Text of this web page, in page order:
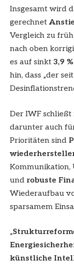
Insgesamt wird
gerechnet
Vergleich zu
nach oben
es auf sinkt 3,9
hin, dass „der
Der IWF
darunter auch
Prioritäten sind
Kommunikation,
und robuste
Wiederaufbau
sparsamem
„
künstliche